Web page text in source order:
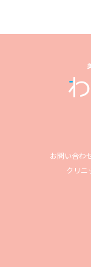
お問い合わ
クリニ